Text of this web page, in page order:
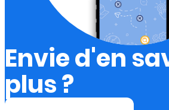
Envie d'en
plus ?